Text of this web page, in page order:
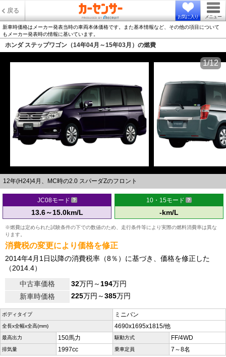
戻る
お気に入り メニュー
新車時価格はメーカー発表当時の車両本体価格です。また基本情報など、その他の項目について
もメーカー発表時の情報に基いています。
ホンダ ステップワゴン（14年04月～15年03月）の燃費
12年(H24)4月、MC時の2.0 スパーダZのフロント
1/12
JC08モード
13.6～15.0km/L
10・15モード
-km/L
※燃費は定められた試験条件の下での数値のため、走行条件等により実際の燃料消費率は異な
ります。
消費税の変更により価格を修正
2014年4月1日以降の消費税率（8％）に基づき、価格を修正した
（2014.4）
中古車価格
32万円～194万円
新車時価格
225万円～385万円
ボディタイプ ミニバン
全長x全幅x全高(mm) 4690x1695x1815/他
最高出力 150馬力 駆動方式 FF/4WD
排気量 1997cc 乗車定員 7～8名